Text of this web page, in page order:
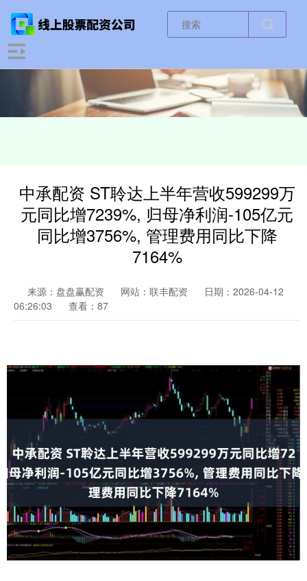
中承配资 ST聆达上半年营收599299万
元同比增7239%, 归母净利润-105亿元
同比增3756%, 管理费用同比下降
7164%
来源：盘盘赢配资 网站：联丰配资
日期：2026-04-12
06:26:03
查看：87